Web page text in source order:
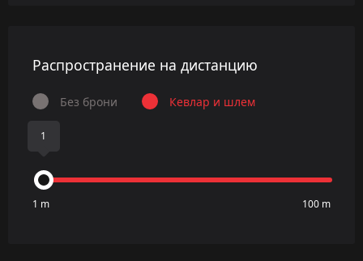
Распространение на дистанцию
Без брони Кевлар и шлем
1
1 m 100 m